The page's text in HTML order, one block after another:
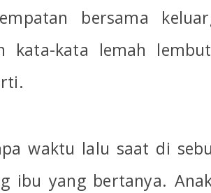
bersama
kata-kata lemah
waktu lalu saat di
ibu yang bertanya.